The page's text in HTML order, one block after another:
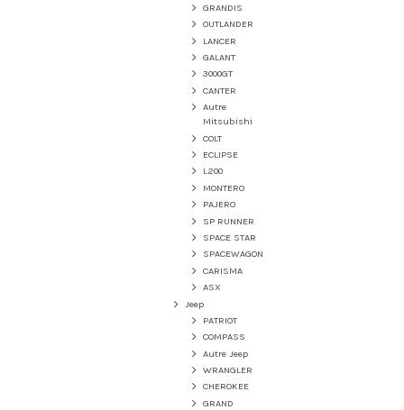
GRANDIS
OUTLANDER
LANCER
GALANT
3000GT
CANTER
Autre
Mitsubishi
COLT
ECLIPSE
L200
MONTERO
PAJERO
SP RUNNER
SPACE STAR
SPACEWAGON
CARISMA
ASX
Jeep
PATRIOT
COMPASS
Autre Jeep
WRANGLER
CHEROKEE
GRAND